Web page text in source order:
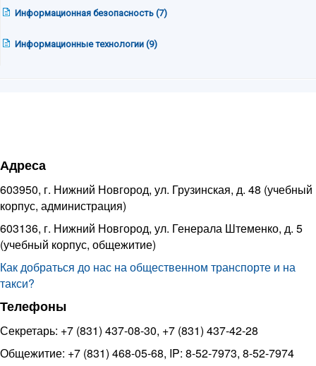
Информационная безопасность (7)
Информационные технологии (9)
Адреса
603950, г. Нижний Новгород, ул. Грузинская, д. 48 (учебный
корпус, администрация)
603136, г. Нижний Новгород, ул. Генерала Штеменко, д. 5
(учебный корпус, общежитие)
Как добраться до нас на общественном транспорте и на
такси?
Телефоны
Секретарь: +7 (831) 437-08-30, +7 (831) 437-42-28
Общежитие: +7 (831) 468-05-68, IP: 8-52-7973, 8-52-7974